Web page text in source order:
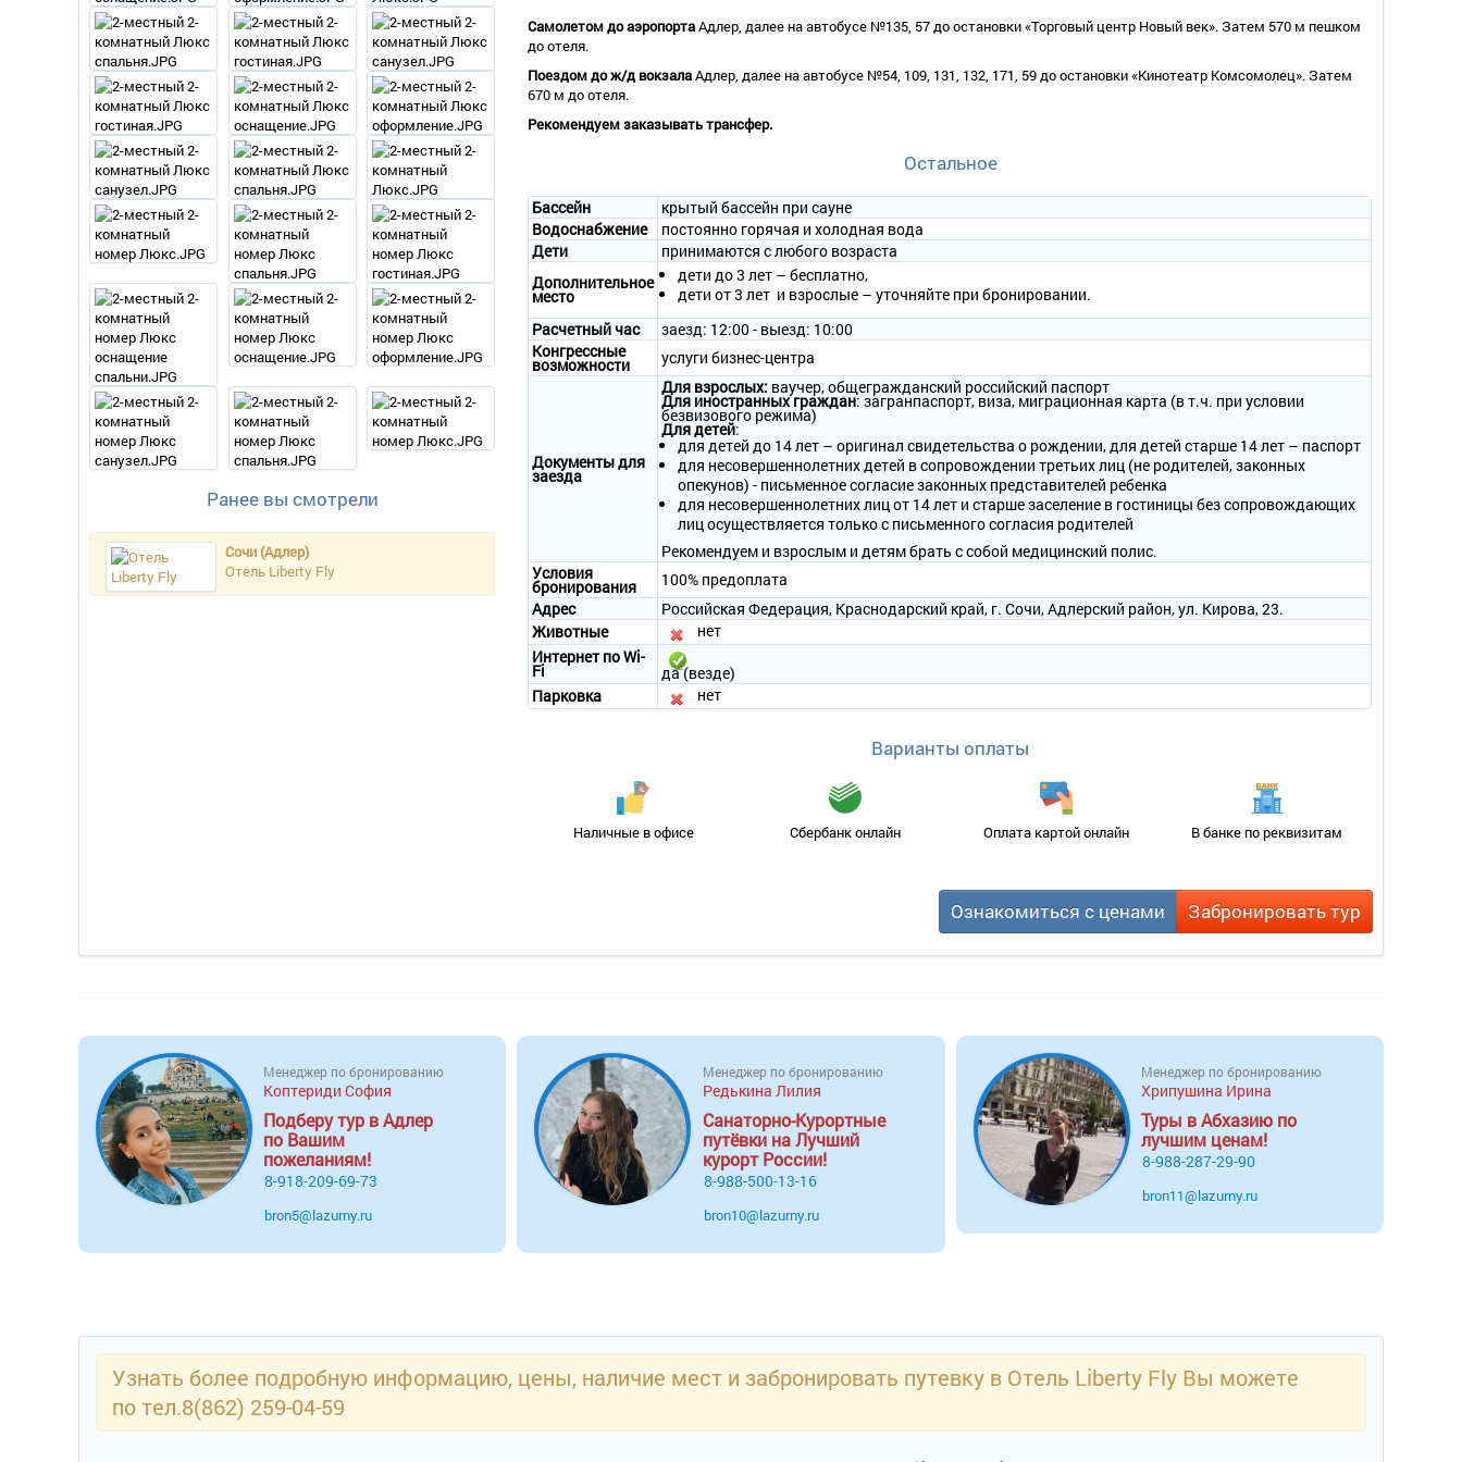
Ранее вы смотрели
Сочи (Адлер)
Отель Liberty Fly
• Количество номеров – 12.
• Количество основных мест – 2.
• Дополнительное место – 3 (еврораскладушка или диван-кровать).
• Площадь – 41-51 кв.м.
• Мебель – одна 2-спальная кровать, прикроватные тумбочки, письменный стол, зеркало, стул, диван, журнальный столик,
• Оборудование – LCD телевизор, телефон, кондиционер, мини-холодильник, электрический чайник, сейф, чайный набор.
• Санузел – ванна или душевая кабина, биде, фен, комплект полотенец, набор туалетных принадлежностей, халаты, тапочки.
• Wi-Fi.
• Сервис:
- уборка номера – ежедневно;
- смена белья – 1 раз в 3 дня;
- смена полотенец – ежедневно.
2-местный 2-комнатный номер «Люкс»
• Количество номеров – 12.
• Количество основных мест – 2.
• Дополнительное место – 3 (еврораскладушка или диван-кровать).
• Площадь – 55-68 кв.м.
• Мебель – одна 2-спальная кровать, прикроватные тумбочки, письменный стол, зеркало, кофейный столик, стулья, диван, 2
кресла, журнальный столик, шкаф.
• Оборудование – LCD телевизор, телефон, кондиционер, мини-холодильник, электрический чайник, сейф, чайный набор.
• Покрытие пола – ламинат.
• Санузел – ванна или душевая кабина, биде, фен, комплект полотенец, набор туалетных принадлежностей, халаты, тапочки.
• Wi-Fi.
• Сервис:
- уборка номера – ежедневно;
- смена белья – 1 раз в 3 дня;
- смена полотенец – ежедневно.
Самолетом до аэропортаАдлер, далее на автобусе №135, 57 до остановки «Торговый центр Новый век». Затем 570 м пешком
до отеля.
Поездом до ж/д вокзалаАдлер, далее на автобусе №54, 109, 131, 132, 171, 59 до остановки «Кинотеатр Комсомолец». Затем
670 м до отеля.
Рекомендуем заказывать трансфер.
Остальное
Бассейн
крытый бассейн при сауне
Водоснабжение
постоянно горячая и холодная вода
Дети
принимаются с любого возраста
Дополнительное
место
дети до 3 лет – бесплатно,
дети от 3 лет и взрослые – уточняйте при бронировании.
Расчетный час
заезд: 12:00 - выезд: 10:00
Конгрессные
возможности услуги бизнес-центра
Документы для
заезда
Для взрослых: ваучер, общегражданский российский паспорт
Для иностранных граждан: загранпаспорт, виза, миграционная карта (в т.ч. при условии
безвизового режима)
Для детей:
для детей до 14 лет – оригинал свидетельства о рождении, для детей старше 14 лет – паспорт
для несовершеннолетних детей в сопровождении третьих лиц (не родителей, законных
опекунов) - письменное согласие законных представителей ребенка
для несовершеннолетних лиц от 14 лет и старше заселение в гостиницы без сопровождающих
лиц осуществляется только с письменного согласия родителей
Рекомендуем и взрослым и детям брать с собой медицинский полис.
Условия
бронирования
100% предоплата
Адрес
Российская Федерация, Краснодарский край, г. Сочи, Адлерский район, ул. Кирова, 23.
Животные
нет
Интернет по Wi-
Fi
да (везде)
Парковка
нет
Варианты оплаты
Наличные в офисе Сбербанк онлайн Оплата картой онлайн В банке по реквизитам
Ознакомиться с ценами Забронировать тур
Менеджер по бронированию
Коптериди София
Подберу тур в Адлер
по Вашим
пожеланиям!
8-918-209-69-73
bron5@lazurny.ru
Менеджер по бронированию
Редькина Лилия
Санаторно-Курортные
путёвки на Лучший
курорт России!
8-988-500-13-16
bron10@lazurny.ru
Менеджер по бронированию
Хрипушина Ирина
Туры в Абхазию по
лучшим ценам!
8-988-287-29-90
bron11@lazurny.ru
Узнать более подробную информацию, цены, наличие мест и забронировать путевку в Отель Liberty Fly Вы можете
по тел.8(862) 259-04-59